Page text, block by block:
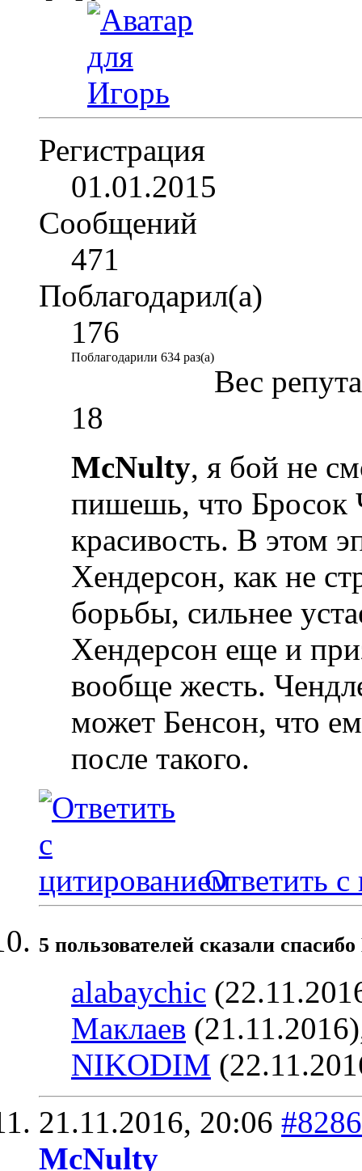
Регистрация
01.01.2015
Сообщений
471
Поблагодарил(а)
176
Поблагодарили 634 раз(а)
Вес
18
McNulty, я бой не
пишешь, что Бросок
красивость. В этом
Хендерсон, как не
борьбы, сильнее
Хендерсон еще и
вообще жесть.
может Бенсон, что
после такого.
Ответить с
5 пользователей сказали
alabaychic
Маклаев
NIKODIM
21.11.2016, 20:06 #8286
McNulty